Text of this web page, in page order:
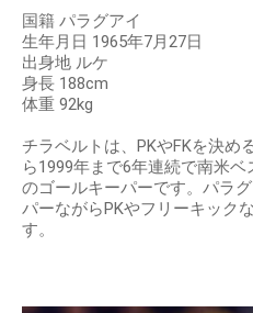
国籍 パラグアイ
生年月日 1965年7月27日
出身地 ルケ
身長 188cm
体重 92kg
チラベルトは、PKやFKを決め
ら1999年まで6年連続で南米
のゴールキーパーです。パラ
パーながらPKやフリーキック
す。